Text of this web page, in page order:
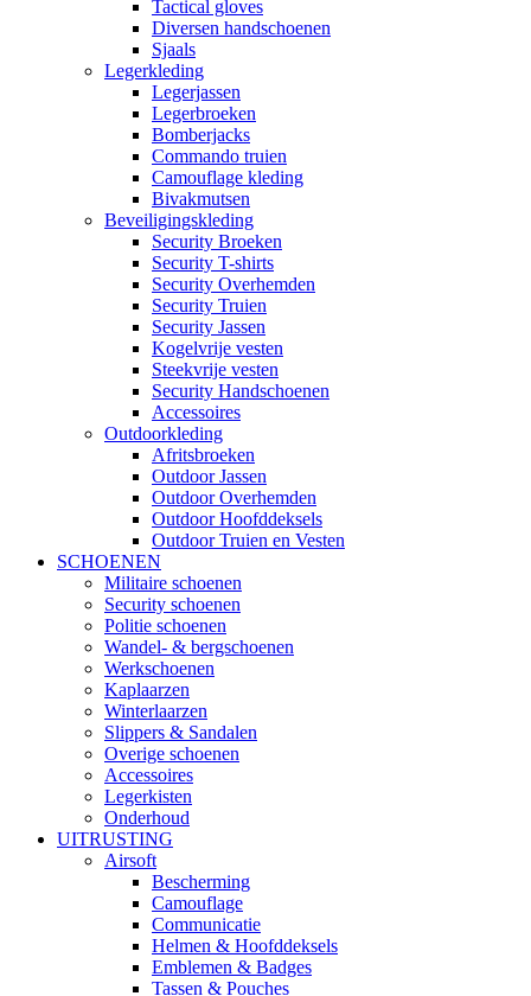
Tactical gloves
Diversen handschoenen
Sjaals
Legerkleding
Legerjassen
Legerbroeken
Bomberjacks
Commando truien
Camouflage kleding
Bivakmutsen
Beveiligingskleding
Security Broeken
Security T-shirts
Security Overhemden
Security Truien
Security Jassen
Kogelvrije vesten
Steekvrije vesten
Security Handschoenen
Accessoires
Outdoorkleding
Afritsbroeken
Outdoor Jassen
Outdoor Overhemden
Outdoor Hoofddeksels
Outdoor Truien en Vesten
SCHOENEN
Militaire schoenen
Security schoenen
Politie schoenen
Wandel- & bergschoenen
Werkschoenen
Kaplaarzen
Winterlaarzen
Slippers & Sandalen
Overige schoenen
Accessoires
Legerkisten
Onderhoud
UITRUSTING
Airsoft
Bescherming
Camouflage
Communicatie
Helmen & Hoofddeksels
Emblemen & Badges
Tassen & Pouches